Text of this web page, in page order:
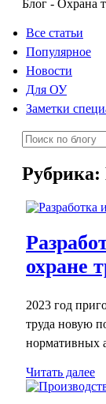
Блог - Охрана
Все статьи
Популярное
Новости
Для ОУ
Заметки
Рубрика:
охране
2023 год
труда новую
нормативных
Читать далее